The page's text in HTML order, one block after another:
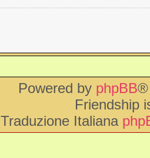
Powered by phpBB®
Friendship
Traduzione Italiana